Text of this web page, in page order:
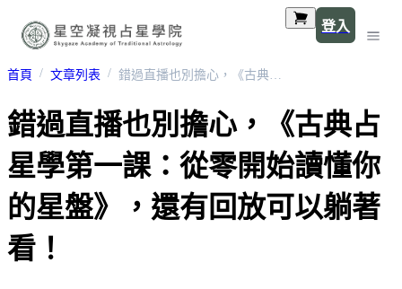
登入
首頁 文章列表 錯過直播也別擔心，《古典占星學第一課：從零開始讀懂你的星盤》，還有回放可以躺著看！
錯過直播也別擔心，《古典占
星學第一課：從零開始讀懂你
的星盤》，還有回放可以躺著
看！